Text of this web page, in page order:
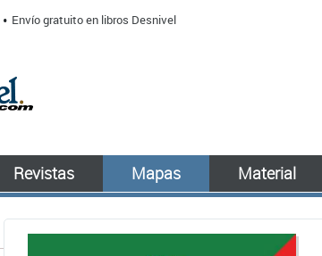
Envío gratuito en libros Desnivel
Revistas Mapas Material